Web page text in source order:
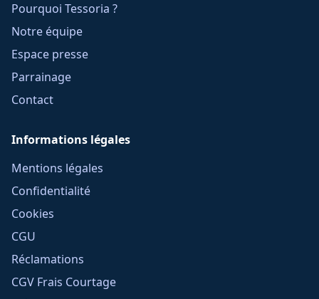
Pourquoi Tessoria ?
Notre équipe
Espace presse
Parrainage
Contact
Informations légales
Mentions légales
Confidentialité
Cookies
CGU
Réclamations
CGV Frais Courtage